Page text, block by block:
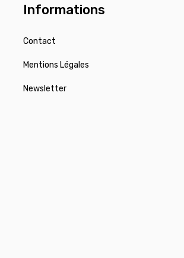
Informations
Contact
Mentions Légales
Newsletter